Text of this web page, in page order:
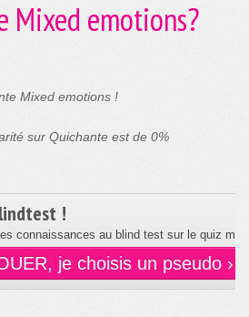
Mixed emotions?
Mixed emotions !
sur Quichante est de 0%
!
connaissances au blind test sur le quiz
je choisis un pseudo ›